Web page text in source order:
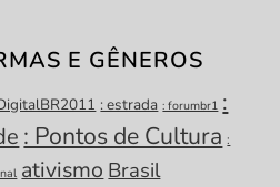
E GÊNEROS
: estrada : forumbr1 :
: Pontos de Cultura :
ativismo Brasil